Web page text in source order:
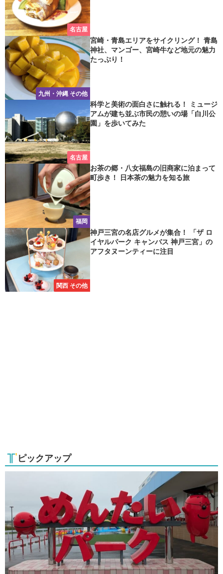
名古屋
九州・沖縄 その他
宮崎・青島エリアをサイクリング！ 青島
神社、マンゴー、宮崎牛など地元の魅力
たっぷり！
名古屋
科学と美術の面白さに触れる！ ミュージ
アムが建ち並ぶ市民の憩いの場「白川公
園」を歩いてみた
福岡
お茶の郷・八女福島の旧商家に泊まって
町歩き！ 日本茶の魅力を知る旅
関西 その他
神戸三宮の名店グルメが集合！ 「ザ ロ
イヤルパーク キャンバス 神戸三宮」の
アフタヌーンティーに注目
ピックアップ